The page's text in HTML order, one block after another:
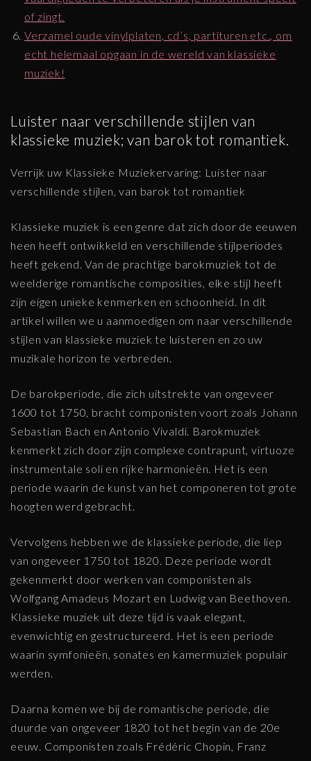
of zingt.
Verzamel oude vinylplaten, cd’s, partituren etc., om
echt helemaal opgaan in de wereld van klassieke
muziek!
Luister naar verschillende stijlen van
klassieke muziek; van barok tot romantiek.
Verrijk uw Klassieke Muziekervaring: Luister naar
verschillende stijlen, van barok tot romantiek
Klassieke muziek is een genre dat zich door de eeuwen
heen heeft ontwikkeld en verschillende stijlperiodes
heeft gekend. Van de prachtige barokmuziek tot de
weelderige romantische composities, elke stijl heeft
zijn eigen unieke kenmerken en schoonheid. In dit
artikel willen we u aanmoedigen om naar verschillende
stijlen van klassieke muziek te luisteren en zo uw
muzikale horizon te verbreden.
De barokperiode, die zich uitstrekte van ongeveer
1600 tot 1750, bracht componisten voort zoals Johann
Sebastian Bach en Antonio Vivaldi. Barokmuziek
kenmerkt zich door zijn complexe contrapunt, virtuoze
instrumentale soli en rijke harmonieën. Het is een
periode waarin de kunst van het componeren tot grote
hoogten werd gebracht.
Vervolgens hebben we de klassieke periode, die liep
van ongeveer 1750 tot 1820. Deze periode wordt
gekenmerkt door werken van componisten als
Wolfgang Amadeus Mozart en Ludwig van Beethoven.
Klassieke muziek uit deze tijd is vaak elegant,
evenwichtig en gestructureerd. Het is een periode
waarin symfonieën, sonates en kamermuziek populair
werden.
Daarna komen we bij de romantische periode, die
duurde van ongeveer 1820 tot het begin van de 20e
eeuw. Componisten zoals Frédéric Chopin, Franz